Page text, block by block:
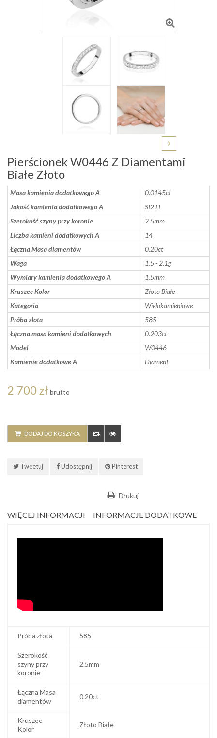
Pierścionek W0446 Z Diamentami
Białe Złoto
Masa kamienia dodatkowego A
0.0145ct
Jakość kamienia dodatkowego A
SI2 H
Szerokość szyny przy koronie
2.5mm
Liczba kamieni dodatkowych A
14
Łączna Masa diamentów
0.20ct
Waga
1.5 - 2.1g
Wymiary kamienia dodatkowego A
1.5mm
Kruszec Kolor
Złoto Białe
Kategoria
Wielokamieniowe
Próba złota
585
Łączna masa kamieni dodatkowych
0.203ct
Model
W0446
Kamienie dodatkowe A
Diament
2 700 zł brutto
DODAJ DO KOSZYKA
Tweetuj Udostępnij Pinterest
Drukuj
WIĘCEJ INFORMACJI INFORMACJE DODATKOWE
Próba złota 585
Szerokość
szyny przy
koronie
2.5mm
Łączna Masa
diamentów
0.20ct
Kruszec
Kolor
Złoto Białe